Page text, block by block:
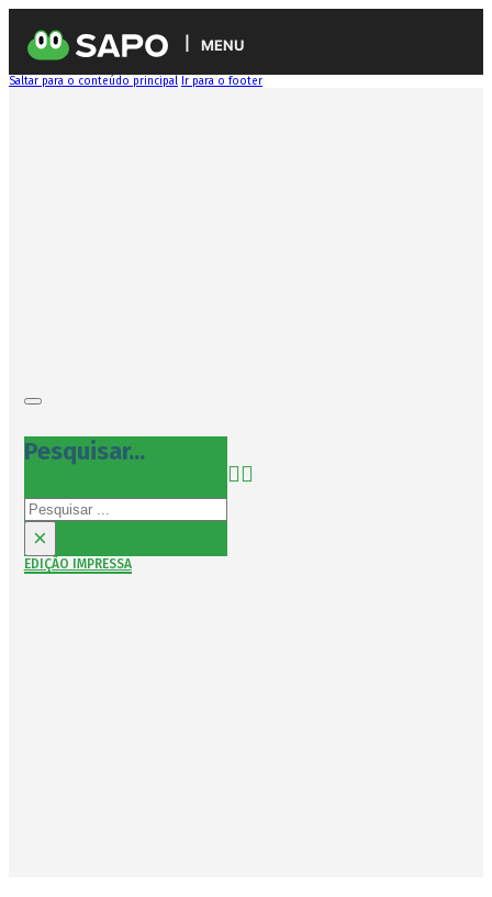
MENU
Saltar para o conteúdo principal Ir para o footer
Pesquisar...
Pesquisar
×
EDIÇÃO IMPRESSA